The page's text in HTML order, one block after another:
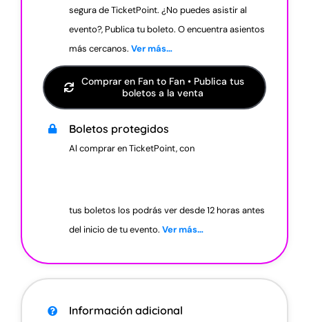
segura de TicketPoint. ¿No puedes asistir al
evento?, Publica tu boleto. O encuentra asientos
más cercanos.Ver más…
Comprar en Fan to Fan • Publica tus
boletos a la venta
Boletos protegidos
Al comprar en TicketPoint, con
tus boletos los podrás ver desde 12 horas antes
del inicio de tu evento.Ver más…
Información adicional